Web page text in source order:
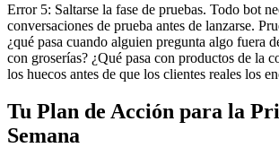
Error 5: Saltarse la fase de pruebas. Todo bot
conversaciones de prueba antes de lanzarse.
¿qué pasa cuando alguien pregunta algo fuera
con groserías? ¿Qué pasa con productos de la
los huecos antes de que los clientes reales los
Tu Plan de Acción para la
Semana